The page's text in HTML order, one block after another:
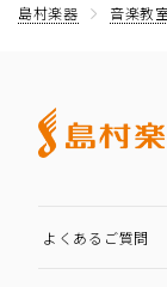
島村楽器 音楽教室
よくあるご質問